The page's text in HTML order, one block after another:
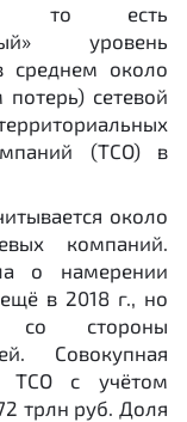
то есть
уровень
среднем около
сетевой
(ТСО) в
около
компаний.
о намерении
в 2018 г., но
со стороны
Совокупная
ТСО с учётом
трлн руб. Доля